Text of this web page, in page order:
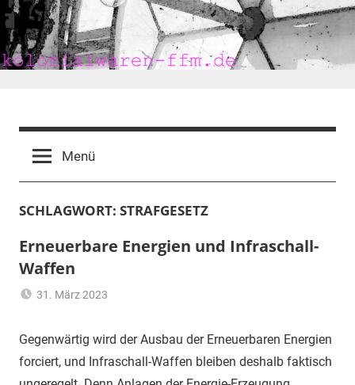
Zum
Inhalt
springen
kolonialwaren-
ffm.de
Menü
SCHLAGWORT: STRAFGESETZ
Erneuerbare Energien und Infraschall-
Waffen
31. März 2023
Energien ,
Infraschall,
Gegenwärtig wird der Ausbau der Erneuerbaren Energien
forciert, und Infraschall-Waffen bleiben deshalb faktisch